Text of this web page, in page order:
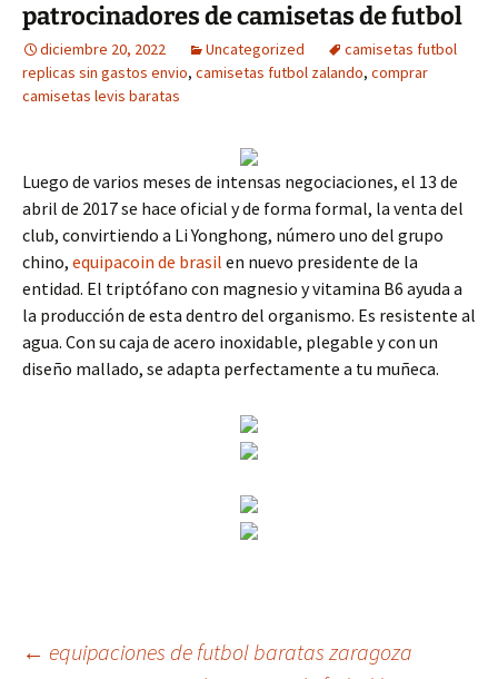
patrocinadores de camisetas de futbol
diciembre 20, 2022 Uncategorized
camisetas futbol
replicas sin gastos envio, camisetas futbol zalando, comprar
camisetas levis baratas
Luego de varios meses de intensas negociaciones, el 13 de
abril de 2017 se hace oficial y de forma formal, la venta del
club, convirtiendo a Li Yonghong, número uno del grupo
chino, equipacoin de brasil en nuevo presidente de la
entidad. El triptófano con magnesio y vitamina B6 ayuda a
la producción de esta dentro del organismo. Es resistente al
agua. Con su caja de acero inoxidable, plegable y con un
diseño mallado, se adapta perfectamente a tu muñeca.
← equipaciones de futbol baratas zaragoza